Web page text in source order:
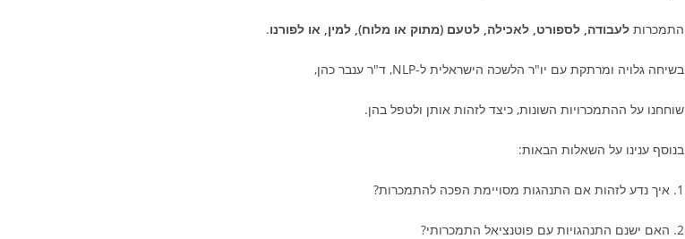
התמכרות לעבודה, לספורט, לאכילה, לטעם (מתוק או מלוח), למין, או לפורנו.
בשיחה גלויה ומרתקת עם יו"ר הלשכה הישראלית ל-NLP, ד"ר ענבר כהן,
שוחחנו על ההתמכרויות השונות, כיצד לזהות אותן ולטפל בהן.
בנוסף ענינו על השאלות הבאות:
1. איך נדע לזהות אם התנהגות מסויימת הפכה להתמכרות?
2. האם ישנם התנהגויות עם פוטנציאל התמכרותי?